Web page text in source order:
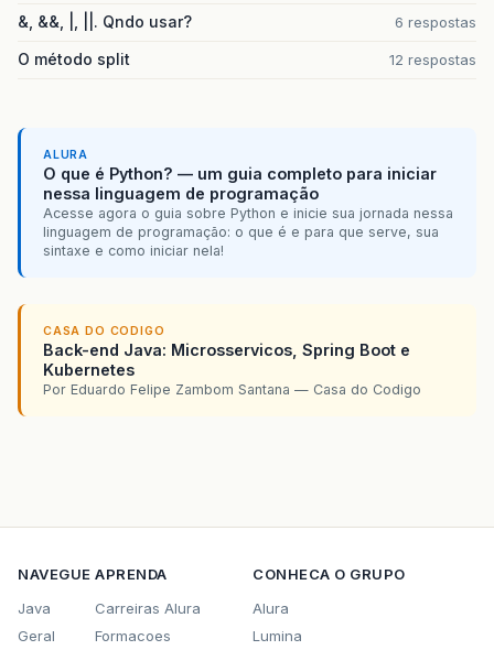
&, &&, |, ||. Qndo usar? 6 respostas
O método split 12 respostas
ALURA
O que é Python? — um guia completo para iniciar
nessa linguagem de programação
Acesse agora o guia sobre Python e inicie sua jornada nessa
linguagem de programação: o que é e para que serve, sua
sintaxe e como iniciar nela!
CASA DO CODIGO
Back-end Java: Microsservicos, Spring Boot e
Kubernetes
Por Eduardo Felipe Zambom Santana — Casa do Codigo
NAVEGUE
Java
Geral
APRENDA
Carreiras Alura
Formacoes
CONHECA O GRUPO
Alura
Lumina